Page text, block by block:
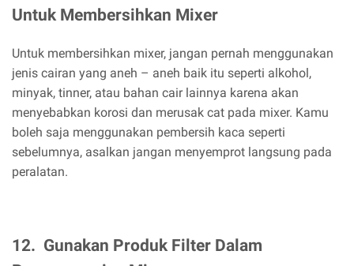
Untuk Membersihkan Mixer
Untuk membersihkan mixer, jangan pernah menggunakan
jenis cairan yang aneh – aneh baik itu seperti alkohol,
minyak, tinner, atau bahan cair lainnya karena akan
menyebabkan korosi dan merusak cat pada mixer. Kamu
boleh saja menggunakan pembersih kaca seperti
sebelumnya, asalkan jangan menyemprot langsung pada
peralatan.
12. Gunakan Produk Filter Dalam